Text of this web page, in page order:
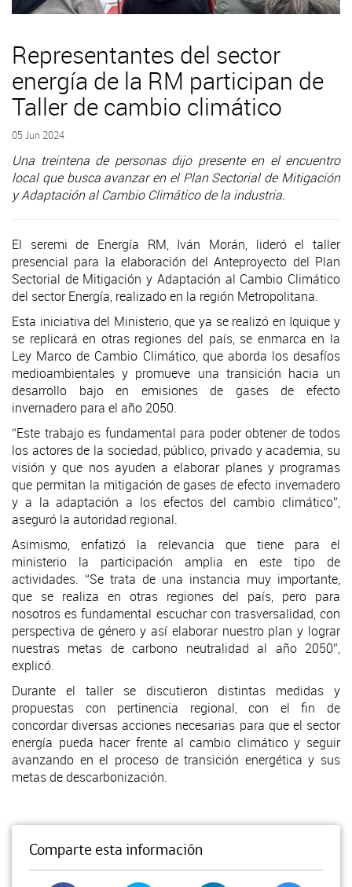
Representantes del sector
energía de la RM participan de
Taller de cambio climático
05 Jun 2024
Una treintena de personas dijo presente en el encuentro
local que busca avanzar en el Plan Sectorial de Mitigación
y Adaptación al Cambio Climático de la industria.
El seremi de Energía RM, Iván Morán, lideró el taller
presencial para la elaboración del Anteproyecto del Plan
Sectorial de Mitigación y Adaptación al Cambio Climático
del sector Energía, realizado en la región Metropolitana.
Esta iniciativa del Ministerio, que ya se realizó en Iquique y
se replicará en otras regiones del país, se enmarca en la
Ley Marco de Cambio Climático, que aborda los desafíos
medioambientales y promueve una transición hacia un
desarrollo bajo en emisiones de gases de efecto
invernadero para el año 2050.
“Este trabajo es fundamental para poder obtener de todos
los actores de la sociedad, público, privado y academia, su
visión y que nos ayuden a elaborar planes y programas
que permitan la mitigación de gases de efecto invernadero
y a la adaptación a los efectos del cambio climático”,
aseguró la autoridad regional.
Asimismo, enfatizó la relevancia que tiene para el
ministerio la participación amplia en este tipo de
actividades. “Se trata de una instancia muy importante,
que se realiza en otras regiones del país, pero para
nosotros es fundamental escuchar con trasversalidad, con
perspectiva de género y así elaborar nuestro plan y lograr
nuestras metas de carbono neutralidad al año 2050”,
explicó.
Durante el taller se discutieron distintas medidas y
propuestas con pertinencia regional, con el fin de
concordar diversas acciones necesarias para que el sector
energía pueda hacer frente al cambio climático y seguir
avanzando en el proceso de transición energética y sus
metas de descarbonización.
Comparte esta información